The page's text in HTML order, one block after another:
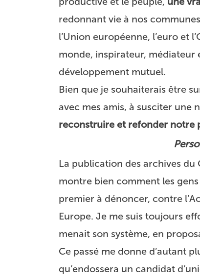
redonnant vie à nos
l’Union européenne, l’euro et
monde, inspirateur, médiateur
développement mutuel.
Bien que je souhaiterais être
avec mes amis, à susciter une
reconstruire et refonder notre
La publication des archives
montre bien comment les
premier à dénoncer, contre
Europe. Je me suis toujours
menait son système, en
Ce passé me donne d’autant
qu’endossera un candidat